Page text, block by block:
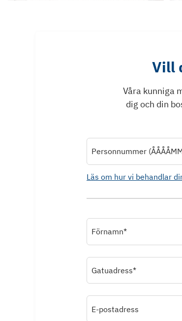
Vill
Våra kunniga
dig och din
Personnummer
Läs om hur vi behandlar
Förnamn*
Gatuadress*
E-postadress